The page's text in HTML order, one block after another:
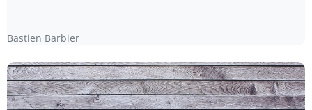
Bastien Barbier